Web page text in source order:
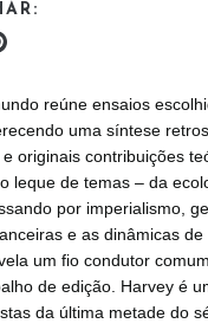
reúne ensaios
uma síntese
originais contribuições
leque de temas – da
por imperialismo,
e as dinâmicas
um fio condutor
de edição. Harvey é
da última metade do